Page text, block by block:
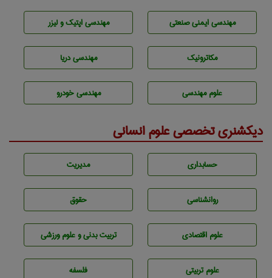
مهندسی ایمنی صنعتی مهندسی اپتیک و لیزر
مکاترونیک مهندسی دریا
علوم مهندسی مهندسی خودرو
دیکشنری تخصصی علوم انسانی
حسابداری مديريت
روانشناسی حقوق
علوم اقتصادی تربيت بدنی و علوم ورزشی
علوم تربيتی فلسفه